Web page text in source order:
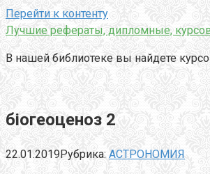
Перейти к контенту
Лучшие рефераты, дипломные,
В нашей библиотеке вы найдете
біогеоценоз 2
22.01.2019Рубрика: АСТРОНОМИЯ